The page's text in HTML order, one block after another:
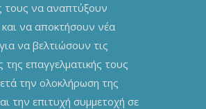
τους να αναπτύξουν
και να αποκτήσουν νέα
να βελτιώσουν τις
της επαγγελματικής τους
την ολοκλήρωση της
την επιτυχή συμμετοχή σε